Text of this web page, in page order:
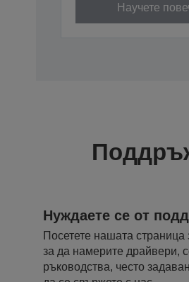
Научете
Нуждаете се от
Посетете нашата
за да намерите драйвери,
ръководства, често